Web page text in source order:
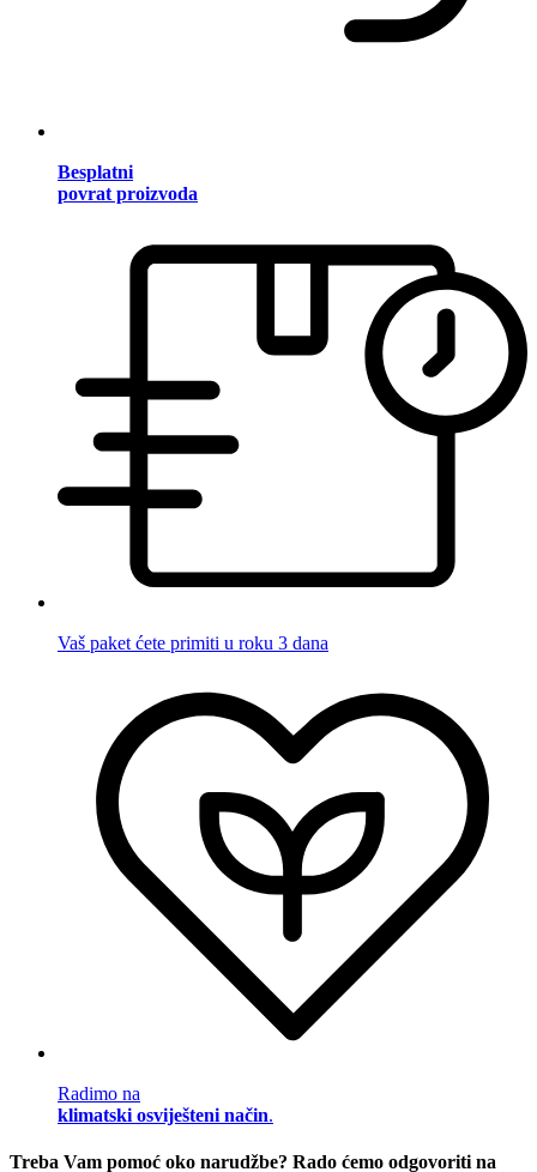
Besplatni
povrat proizvoda
Vaš paket ćete primiti u roku 3 dana
Radimo na
klimatski osviješteni način.
Treba Vam pomoć oko narudžbe? Rado ćemo odgovoriti na